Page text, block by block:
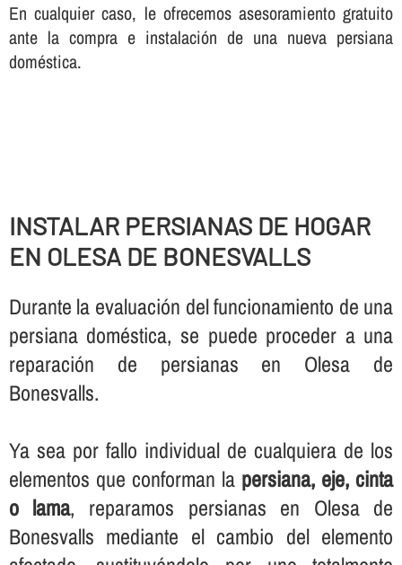
En cualquier caso, le ofrecemos asesoramiento gratuito
ante la compra e instalación de una nueva persiana
doméstica.
INSTALAR PERSIANAS DE HOGAR
EN OLESA DE BONESVALLS
Durante la evaluación del funcionamiento de una
persiana doméstica, se puede proceder a una
reparación de persianas en Olesa de
Bonesvalls.
Ya sea por fallo individual de cualquiera de los
elementos que conforman la persiana, eje, cinta
o lama, reparamos persianas en Olesa de
Bonesvalls mediante el cambio del elemento